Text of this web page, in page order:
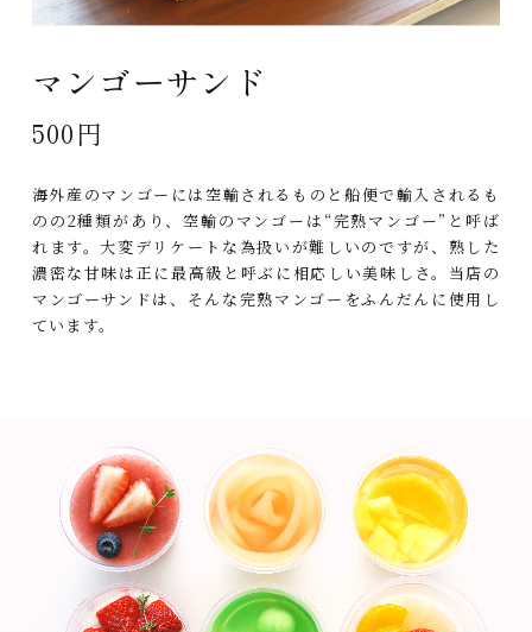
マンゴーサンド
500円
海外産のマンゴーには空輸されるものと船便で輸入されるも
のの2種類があり、空輸のマンゴーは“完熟マンゴー”と呼ば
れます。大変デリケートな為扱いが難しいのですが、熟した
濃密な甘味は正に最高級と呼ぶに相応しい美味しさ。当店の
マンゴーサンドは、そんな完熟マンゴーをふんだんに使用し
ています。